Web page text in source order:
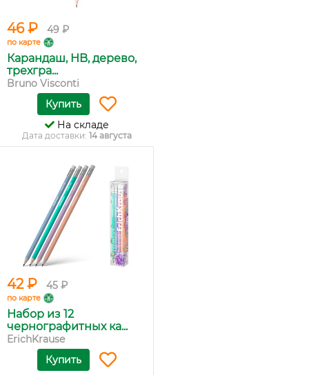
46 ₽ 49 ₽
по карте
Карандаш, HB, дерево,
трехгра...
Bruno Visconti
Купить
На складе
Дата доставки: 14 августа
42 ₽ 45 ₽
по карте
Набор из 12
чернографитных ка...
ErichKrause
Купить